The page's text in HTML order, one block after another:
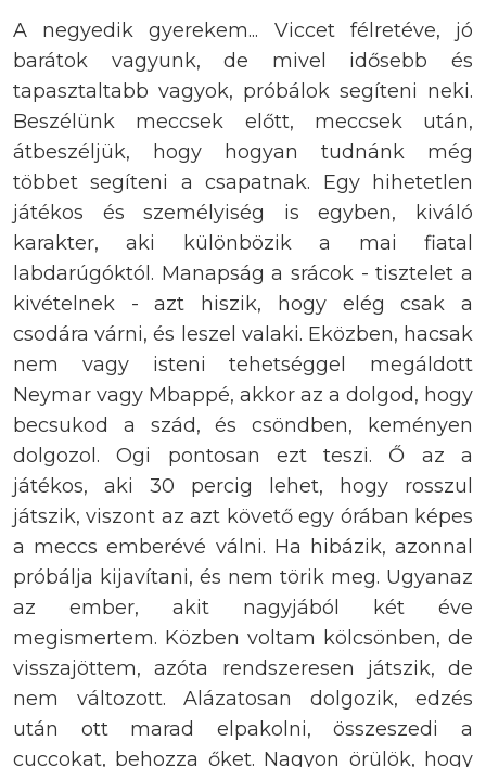
A negyedik gyerekem... Viccet félretéve, jó
barátok vagyunk, de mivel idősebb és
tapasztaltabb vagyok, próbálok segíteni neki.
Beszélünk meccsek előtt, meccsek után,
átbeszéljük, hogy hogyan tudnánk még
többet segíteni a csapatnak. Egy hihetetlen
játékos és személyiség is egyben, kiváló
karakter, aki különbözik a mai fiatal
labdarúgóktól. Manapság a srácok - tisztelet a
kivételnek - azt hiszik, hogy elég csak a
csodára várni, és leszel valaki. Eközben, hacsak
nem vagy isteni tehetséggel megáldott
Neymar vagy Mbappé, akkor az a dolgod, hogy
becsukod a szád, és csöndben, keményen
dolgozol. Ogi pontosan ezt teszi. Ő az a
játékos, aki 30 percig lehet, hogy rosszul
játszik, viszont az azt követő egy órában képes
a meccs emberévé válni. Ha hibázik, azonnal
próbálja kijavítani, és nem törik meg. Ugyanaz
az ember, akit nagyjából két éve
megismertem. Közben voltam kölcsönben, de
visszajöttem, azóta rendszeresen játszik, de
nem változott. Alázatosan dolgozik, edzés
után ott marad elpakolni, összeszedi a
cuccokat, behozza őket. Nagyon örülök, hogy